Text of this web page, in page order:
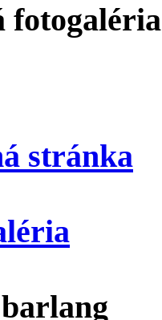
fotogaléria
stránka